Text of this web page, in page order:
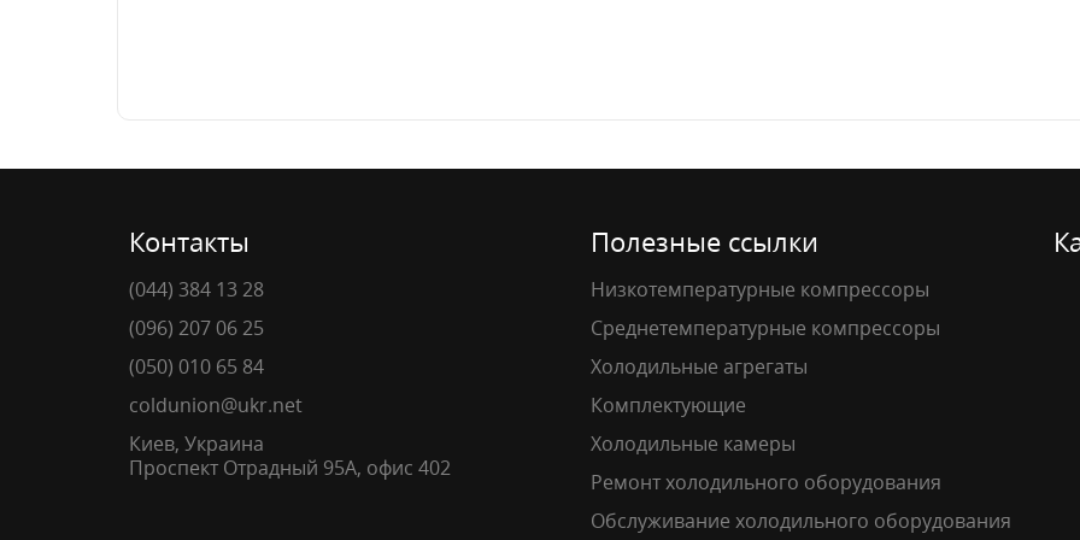
Контакты
(044) 384 13 28
(096) 207 06 25
(050) 010 65 84
coldunion@ukr.net
Киев, Украина
Проспект Отрадный 95А, офис 402
Полезные ссылки
Низкотемпературные компрессоры
Среднетемпературные компрессоры
Холодильные агрегаты
Комплектующие
Холодильные камеры
Ремонт холодильного оборудования
Обслуживание холодильного оборудования